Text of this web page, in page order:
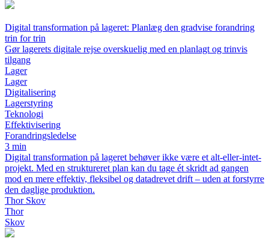
Digital transformation på lageret: Planlæg den gradvise forandring
trin for trin
Gør lagerets digitale rejse overskuelig med en planlagt og trinvis
tilgang
Lager
Lager
Digitalisering
Lagerstyring
Teknologi
Effektivisering
Forandringsledelse
3 min
Digital transformation på lageret behøver ikke være et alt-eller-intet-
projekt. Med en struktureret plan kan du tage ét skridt ad gangen
mod en mere effektiv, fleksibel og datadrevet drift – uden at forstyrre
den daglige produktion.
Thor Skov
Thor
Skov